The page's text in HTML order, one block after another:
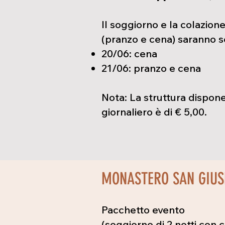
Il soggiorno e la
(pranzo e cena) saranno
20/06: cena
21/06: pranzo e cena
Nota: La struttura
giornaliero è di € 5,00.
MONASTERO SAN
Pacchetto evento